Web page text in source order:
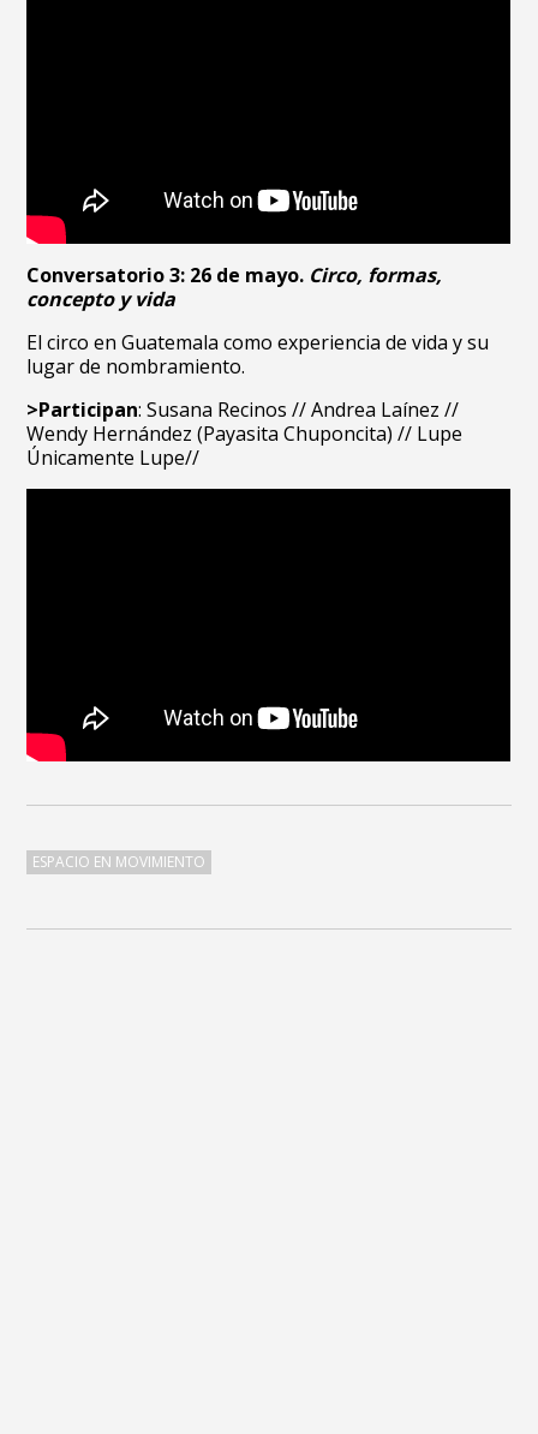
Conversatorio 3: 26 de mayo. Circo, formas,
concepto y vida
El circo en Guatemala como experiencia de vida y su
lugar de nombramiento.
>Participan: Susana Recinos // Andrea Laínez //
Wendy Hernández (Payasita Chuponcita) // Lupe
Únicamente Lupe//
ESPACIO EN MOVIMIENTO